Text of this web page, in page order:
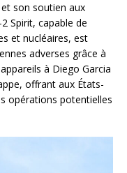
son soutien aux
Spirit, capable de
et nucléaires, est
adverses grâce à
à Diego Garcia
offrant aux États-
opérations potentielles